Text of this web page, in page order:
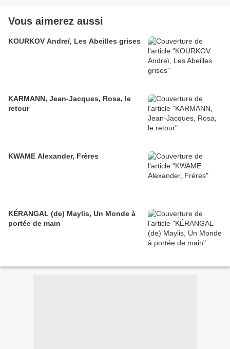
Vous aimerez aussi
KOURKOV Andreï, Les Abeilles grises
KARMANN, Jean-Jacques, Rosa, le
retour
KWAME Alexander, Frères
KÉRANGAL (de) Maylis, Un Monde à
portée de main